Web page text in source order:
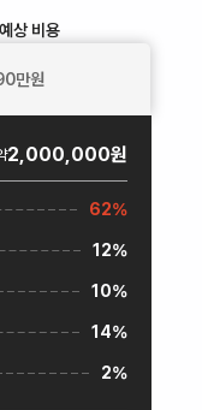
상 비용
만원
2,000,000원
62%
12%
10%
14%
2%